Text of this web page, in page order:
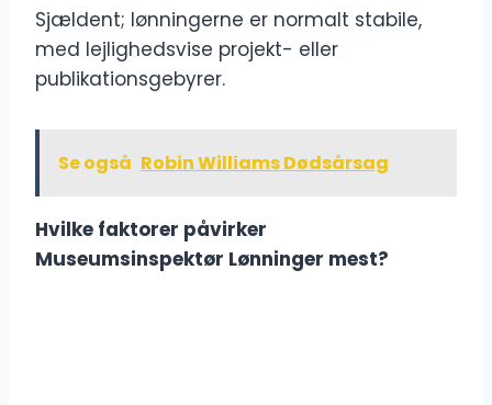
Sjældent; lønningerne er normalt stabile,
med lejlighedsvise projekt- eller
publikationsgebyrer.
Se også Robin Williams Dødsårsag
Hvilke faktorer påvirker
Museumsinspektør Lønninger mest?